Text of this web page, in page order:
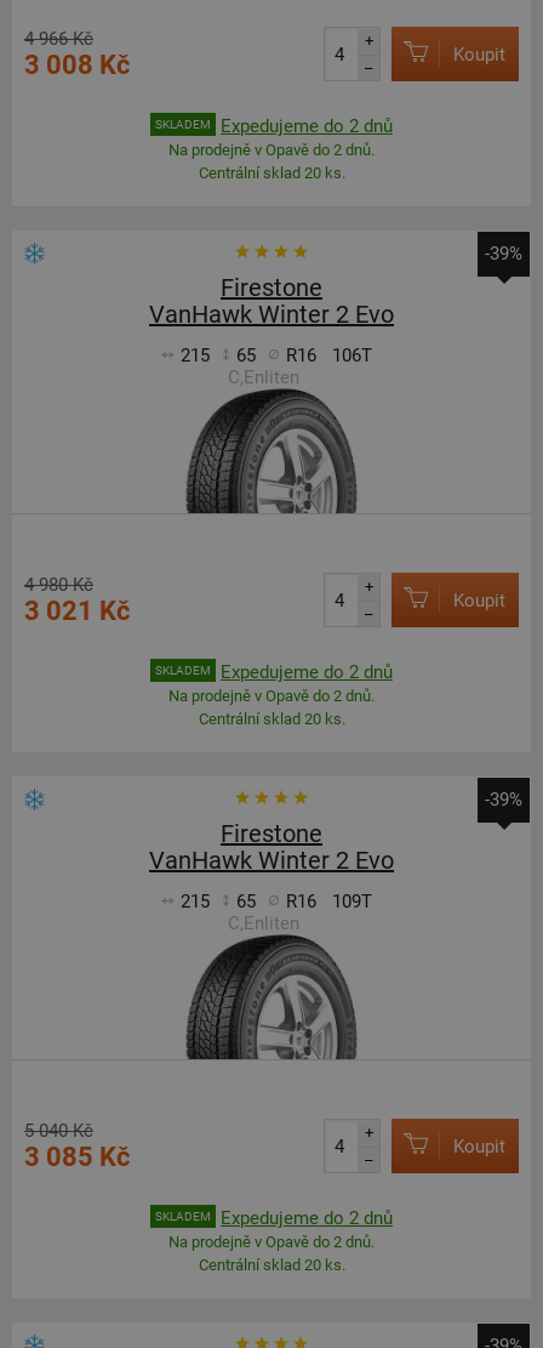
4 966 Kč
3 008 Kč
+
–
Koupit
SKLADEM Expedujeme do 2 dnů
Na prodejně v Opavě do 2 dnů.
Centrální sklad 20 ks.
-39%
Firestone
VanHawk Winter 2 Evo
215 65 R16
106T
C,Enliten
4 980 Kč
3 021 Kč
+
–
Koupit
SKLADEM Expedujeme do 2 dnů
Na prodejně v Opavě do 2 dnů.
Centrální sklad 20 ks.
-39%
Firestone
VanHawk Winter 2 Evo
215 65 R16
109T
C,Enliten
5 040 Kč
3 085 Kč
+
–
Koupit
SKLADEM Expedujeme do 2 dnů
Na prodejně v Opavě do 2 dnů.
Centrální sklad 20 ks.